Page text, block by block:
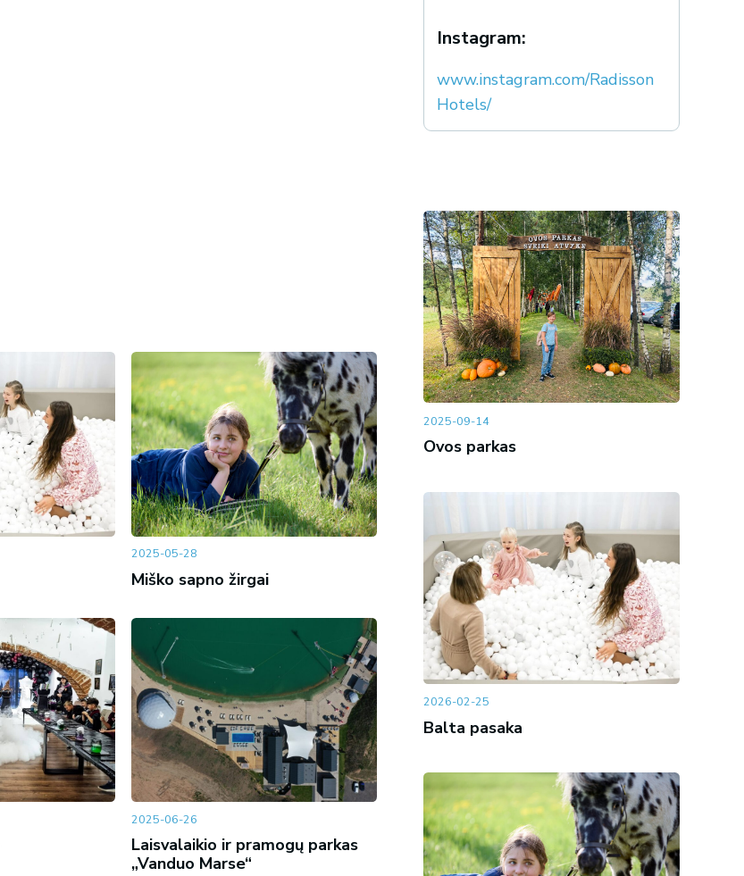
2025-05-28
Miško sapno žirgai
2025-06-26
Laisvalaikio ir pramogų parkas
„Vanduo Marse“
Instagram:
www.instagram.com/Radisson
Hotels/
2025-09-14
Ovos parkas
2026-02-25
Balta pasaka